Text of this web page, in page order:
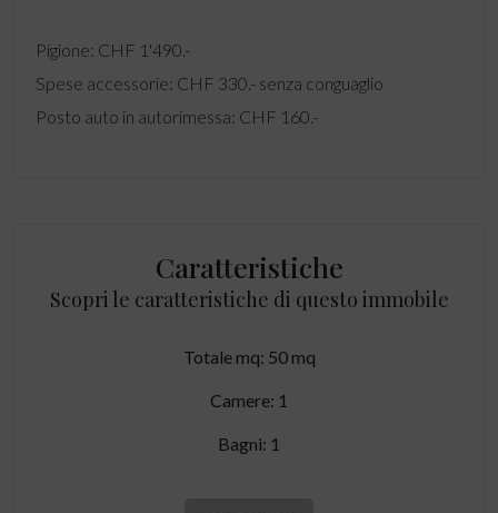
Pigione: CHF 1'490.-
Spese accessorie: CHF 330.- senza conguaglio
Posto auto in autorimessa: CHF 160.-
Caratteristiche
Scopri le caratteristiche di questo immobile
Totale mq: 50 mq
Camere: 1
Bagni: 1